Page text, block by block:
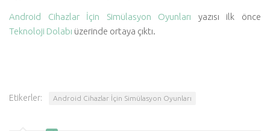
Android Cihazlar İçin Simülasyon Oyunları yazısı ilk önce
Teknoloji Dolabı üzerinde ortaya çıktı.
Etikerler: Android Cihazlar İçin Simülasyon Oyunları